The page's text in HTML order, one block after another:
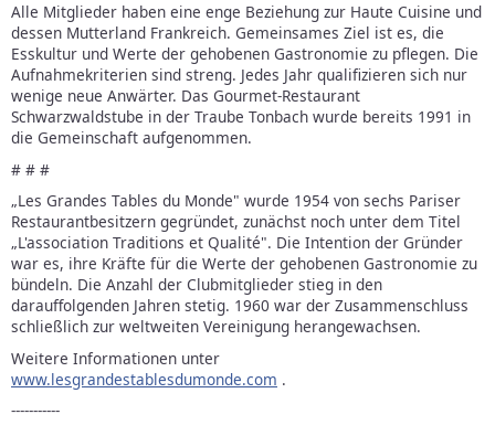
Alle Mitglieder haben eine enge Beziehung zur Haute Cuisine und
dessen Mutterland Frankreich. Gemeinsames Ziel ist es, die
Esskultur und Werte der gehobenen Gastronomie zu pflegen. Die
Aufnahmekriterien sind streng. Jedes Jahr qualifizieren sich nur
wenige neue Anwärter. Das Gourmet-Restaurant
Schwarzwaldstube in der Traube Tonbach wurde bereits 1991 in
die Gemeinschaft aufgenommen.
# # #
„Les Grandes Tables du Monde" wurde 1954 von sechs Pariser
Restaurantbesitzern gegründet, zunächst noch unter dem Titel
„L'association Traditions et Qualité". Die Intention der Gründer
war es, ihre Kräfte für die Werte der gehobenen Gastronomie zu
bündeln. Die Anzahl der Clubmitglieder stieg in den
darauffolgenden Jahren stetig. 1960 war der Zusammenschluss
schließlich zur weltweiten Vereinigung herangewachsen.
Weitere Informationen unter
www.lesgrandestablesdumonde.com .
-----------